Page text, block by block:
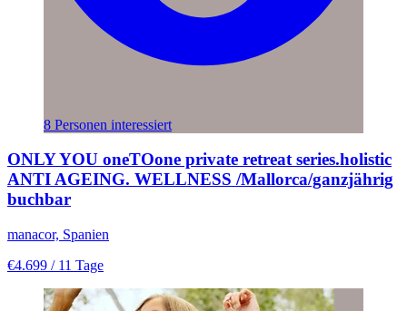
8 Personen interessiert
ONLY YOU oneTOone private retreat series.holistic
ANTI AGEING. WELLNESS /Mallorca/ganzjährig
buchbar
manacor, Spanien
€4.699 / 11 Tage